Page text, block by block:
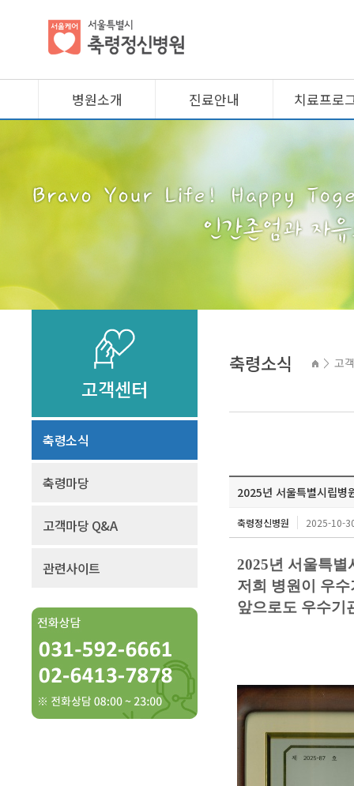
병원소개 진료안내 치료프로
고객센터
축령소식
축령마당
고객마당 Q&A
관련사이트
축령소식 > 고
2025년 서울특별시립병
축령정신병원 2025-10-
2025년 서울특
저희 병원이 우
앞으로도 우수기